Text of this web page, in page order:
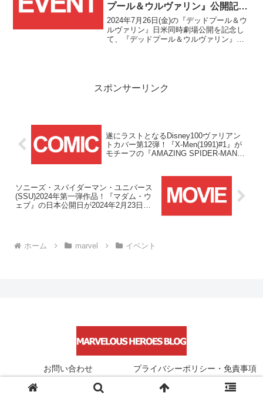
プール＆ウルヴァリン』公開記念
#ベストフレン度キャンペーン が
2024/5/12(日)まで開催中！！
2024年7月26日(金)の『デッドプール＆ウ
ルヴァリン』日米同時劇場公開を記念し
て、『デッドプール＆ウルヴァリン』公
スポンサーリンク
遂にラストとなるDisney100ヴァリアン
トカバー第12弾！『X-Men(1991)#1』が
モチーフの『AMAZING SPIDER-MAN
ソニーズ・スパイダーマン・ユニバース
(SSU)2024年第一弾作品！『マダム・ウ
ェブ』の日本公開日が2024年2月23日
ホーム marvel イベント
お問い合わせ プライバシーポリシー・免責事項
© 2021 Marvelous Heroes Blog.